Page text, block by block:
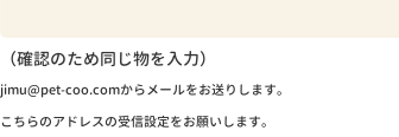
（確認のため同じ物を入力）
jimu@pet-coo.comからメールをお送りします。
こちらのアドレスの受信設定をお願いします。